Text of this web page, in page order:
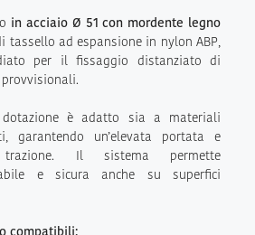
in acciaio Ø 51 con mordente legno
tassello ad espansione in nylon ABP,
per il fissaggio distanziato di
è adatto sia a materiali
garantendo un’elevata portata e
Il sistema permette
e sicura anche su superfici